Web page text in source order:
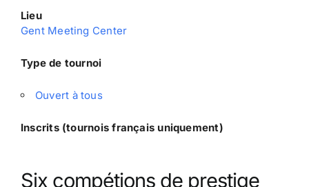
Lieu
Gent Meeting Center
Type de tournoi
Ouvert à tous
Inscrits (tournois français uniquement)
Six compétions de prestige